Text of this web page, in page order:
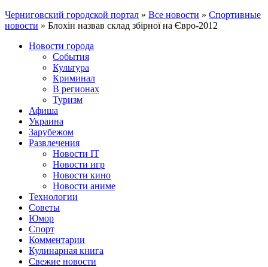
Черниговский городской портал » Все новости » Спортивные
новости » Блохін назвав склад збірної на Євро-2012
Новости города
События
Культура
Криминал
В регионах
Туризм
Афиша
Украина
Зарубежом
Развлечения
Новости IT
Новости игр
Новости кино
Новости аниме
Технологии
Советы
Юмор
Спорт
Комментарии
Кулинарная книга
Свежие новости